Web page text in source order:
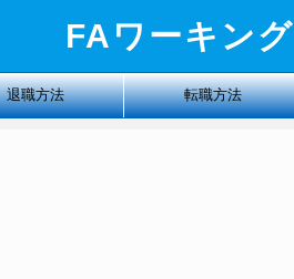
FAワーキング
退職方法 転職方法